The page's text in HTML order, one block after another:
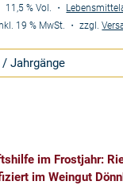
11,5 % Vol. ・
19 % MwSt. ・zzgl.
Jahrgänge
im Frostjahr:
im Weingut